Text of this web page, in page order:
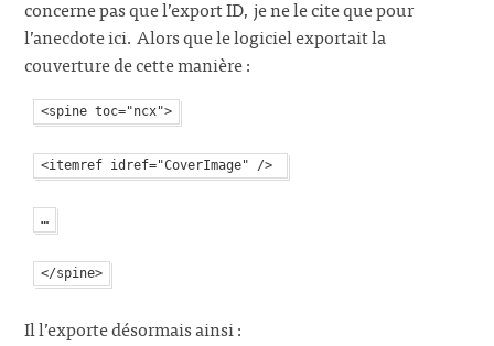
concerne pas que l’export ID, je ne le cite que pour
l’anecdote ici. Alors que le logiciel exportait la
couverture de cette manière :
Il l’exporte désormais ainsi :